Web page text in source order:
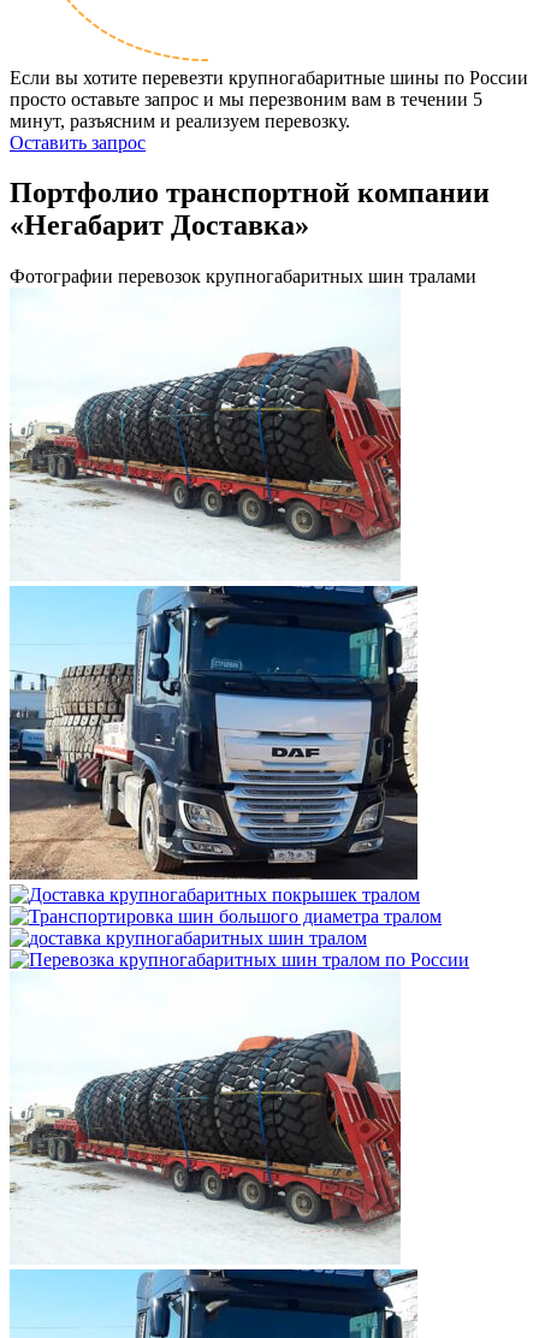
Если вы хотите перевезти крупногабаритные шины по России
просто оставьте запрос и мы перезвоним вам в течении 5
минут, разъясним и реализуем перевозку.
Оставить запрос
Портфолио транспортной компании
«Негабарит Доставка»
Фотографии перевозок крупногабаритных шин тралами